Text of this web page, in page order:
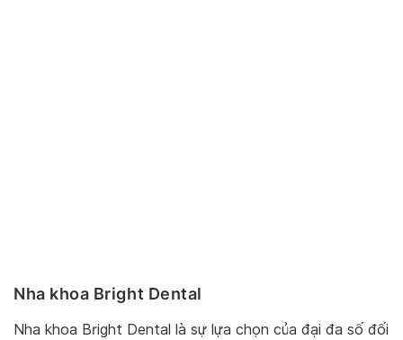
Nha khoa Bright Dental
Nha khoa Bright Dental là sự lựa chọn của đại đa số đối